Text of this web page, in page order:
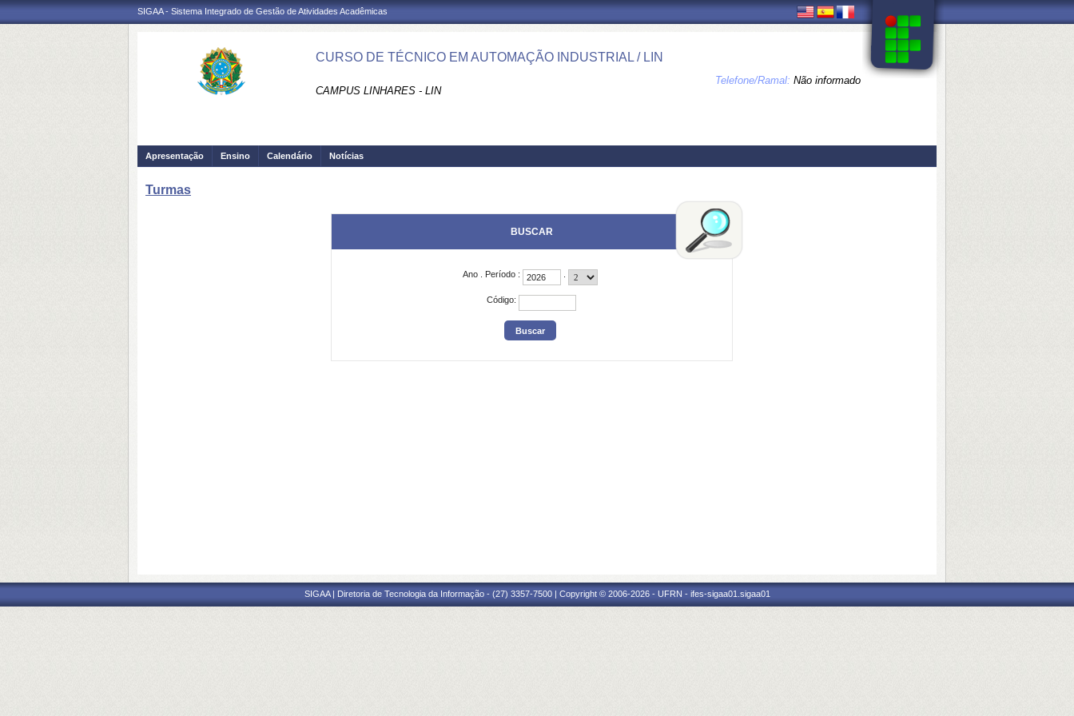
SIGAA - Sistema Integrado de Gestão de Atividades Acadêmicas
CURSO DE TÉCNICO EM AUTOMAÇÃO INDUSTRIAL / LIN
CAMPUS LINHARES - LIN
Telefone/Ramal: Não informado
Apresentação Ensino Calendário Notícias
Turmas
BUSCAR
Ano Período :
Código:
SIGAA | Diretoria de Tecnologia da Informação - (27) 3357-7500 | Copyright © 2006-2026 - UFRN - ifes-sigaa01.sigaa01